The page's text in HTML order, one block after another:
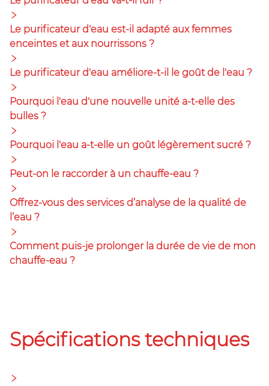
Le purificateur d'eau est-il adapté aux femmes
enceintes et aux nourrissons ?
Le purificateur d'eau améliore-t-il le goût de l'eau ?
Pourquoi l'eau d'une nouvelle unité a-t-elle des
bulles ?
Pourquoi l'eau a-t-elle un goût légèrement sucré ?
Peut-on le raccorder à un chauffe-eau ?
Offrez-vous des services d’analyse de la qualité de
l’eau ?
Comment puis-je prolonger la durée de vie de mon
chauffe-eau ?
Spécifications techniques